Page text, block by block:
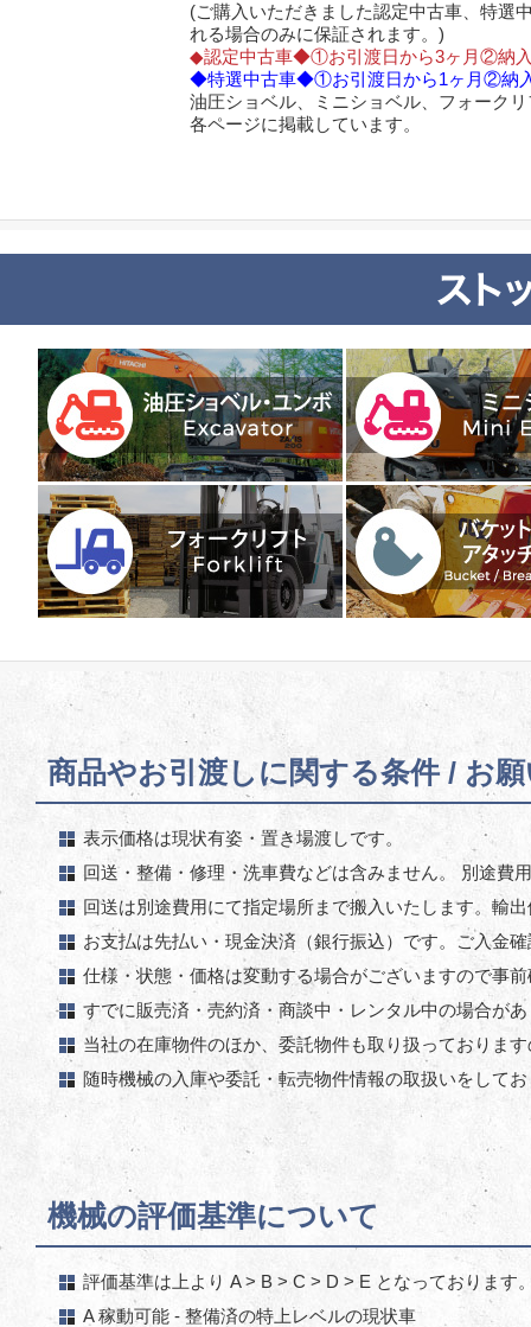
(ご購入いただきました認定中古車、特選
れる場合のみに保証されます。)
◆認定中古車◆①お引渡日から3ヶ月②納入
◆特選中古車◆①お引渡日から1ヶ月②納
油圧ショベル、ミニショベル、フォーク
各ページに掲載しています。
商品やお引渡しに関する条件 / お
表示価格は現状有姿・置き場渡しです。
回送・整備・修理・洗車費などは含みません。 別途費
回送は別途費用にて指定場所まで搬入いたします。輸
お支払は先払い・現金決済（銀行振込）です。ご入金
仕様・状態・価格は変動する場合がございますので事
すでに販売済・売約済・商談中・レンタル中の場合が
当社の在庫物件のほか、委託物件も取り扱っておりま
随時機械の入庫や委託・転売物件情報の取扱いをして
機械の評価基準について
評価基準は上より A > B > C > D > E となっております
A 稼動可能 - 整備済の特上レベルの現状車